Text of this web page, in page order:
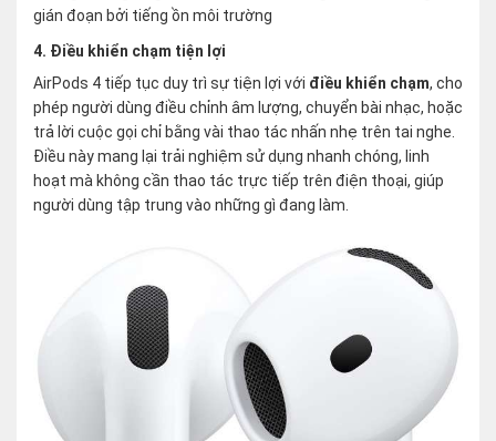
gián đoạn bởi tiếng ồn môi trường​
4. Điều khiển chạm tiện lợi
AirPods 4 tiếp tục duy trì sự tiện lợi với điều khiển chạm, cho
phép người dùng điều chỉnh âm lượng, chuyển bài nhạc, hoặc
trả lời cuộc gọi chỉ bằng vài thao tác nhấn nhẹ trên tai nghe.
Điều này mang lại trải nghiệm sử dụng nhanh chóng, linh
hoạt mà không cần thao tác trực tiếp trên điện thoại, giúp
người dùng tập trung vào những gì đang làm​.